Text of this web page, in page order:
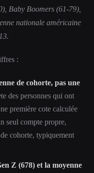
Baby Boomers (61-79),
nationale américaine
:
de cohorte, pas une
des personnes qui ont
première cote calculée
seul compte propre,
cohorte, typiquement
Z (678) et la moyenne